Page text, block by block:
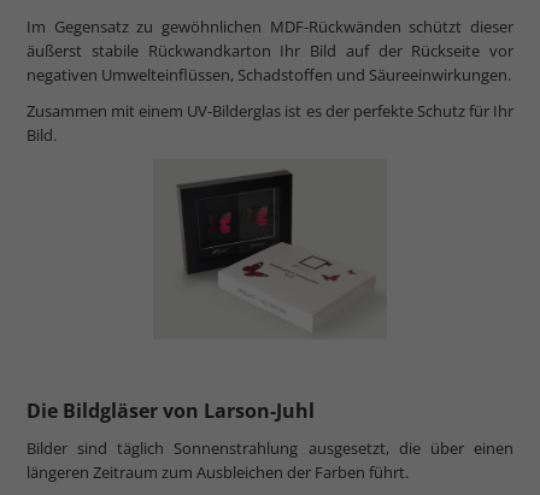
Im Gegensatz zu gewöhnlichen MDF-Rückwänden schützt dieser
äußerst stabile Rückwandkarton Ihr Bild auf der Rückseite vor
negativen Umwelteinflüssen, Schadstoffen und Säureeinwirkungen.
Zusammen mit einem UV-Bilderglas ist es der perfekte Schutz für Ihr
Bild.
Die Bildgläser von Larson-Juhl
Bilder sind täglich Sonnenstrahlung ausgesetzt, die über einen
längeren Zeitraum zum Ausbleichen der Farben führt.